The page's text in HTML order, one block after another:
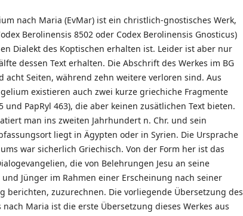
nach Maria (EvMar) ist ein christlich-gnostisches Werk,
Berolinensis 8502 oder Codex Berolinensis Gnosticus)
Dialekt des Koptischen erhalten ist. Leider ist aber nur
dessen Text erhalten. Die Abschrift des Werkes im BG
acht Seiten, während zehn weitere verloren sind. Aus
existieren auch zwei kurze griechiche Fragmente
und PapRyl 463), die aber keinen zusätlichen Text bieten.
man ins zweiten Jahrhundert n. Chr. und sein
liegt in Ägypten oder in Syrien. Die Ursprache
war sicherlich Griechisch. Von der Form her ist das
die von Belehrungen Jesu an seine
Jünger im Rahmen einer Erscheinung nach seiner
berichten, zuzurechnen. Die vorliegende Übersetzung des
nach Maria ist die erste Übersetzung dieses Werkes aus